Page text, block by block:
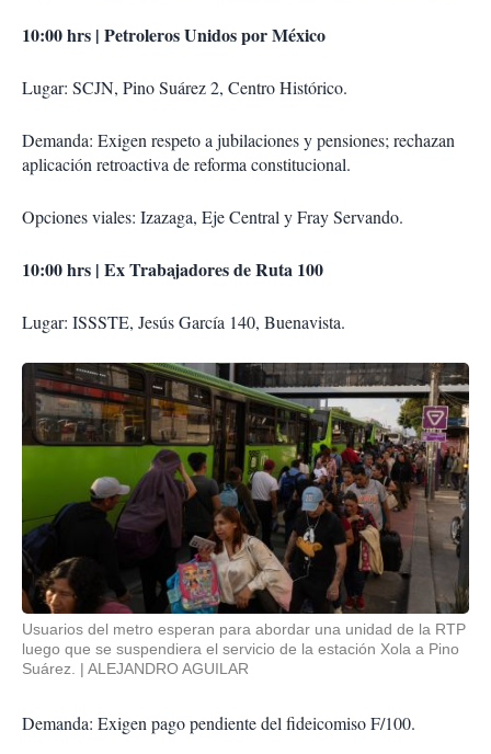
10:00 hrs | Petroleros Unidos por México
Lugar: SCJN, Pino Suárez 2, Centro Histórico.
Demanda: Exigen respeto a jubilaciones y pensiones; rechazan
aplicación retroactiva de reforma constitucional.
Opciones viales: Izazaga, Eje Central y Fray Servando.
10:00 hrs | Ex Trabajadores de Ruta 100
Lugar: ISSSTE, Jesús García 140, Buenavista.
Usuarios del metro esperan para abordar una unidad de la RTP
luego que se suspendiera el servicio de la estación Xola a Pino
Suárez.
ALEJANDRO AGUILAR
Demanda: Exigen pago pendiente del fideicomiso F/100.